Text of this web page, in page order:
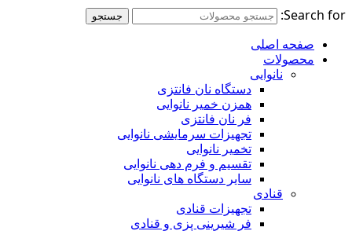
Search for: جستجو
صفحه اصلی
محصولات
نانوایی
دستگاه نان فانتزی
همزن خمیر نانوایی
فر نان فانتزی
تجهیزات سرمایشی نانوایی
تخمیر نانوایی
تقسیم و فرم دهی نانوایی
سایر دستگاه های نانوایی
قنادی
تجهیزات قنادی
فر شیرینی پزی و قنادی